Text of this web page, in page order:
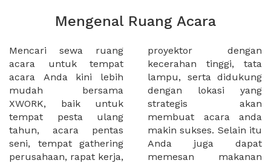
Mengenal Ruang Acara
Mencari sewa ruang
acara untuk tempat
acara Anda kini lebih
mudah bersama
XWORK, baik untuk
tempat pesta ulang
tahun, acara pentas
seni, tempat gathering
perusahaan, rapat kerja,
proyektor dengan
kecerahan tinggi, tata
lampu, serta didukung
dengan lokasi yang
strategis akan
membuat acara anda
makin sukses. Selain itu
Anda juga dapat
memesan makanan